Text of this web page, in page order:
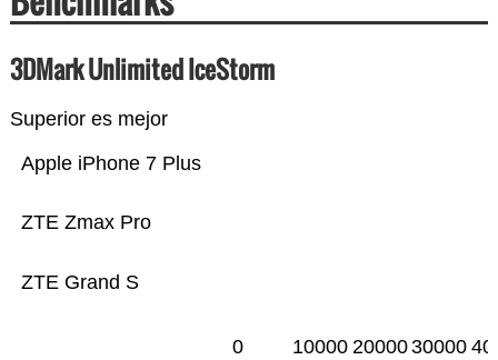
3DMark Unlimited IceStorm
Superior es mejor
ZTE Grand S
ZTE Zmax Pro
Apple iPhone 7 Plus
0 10000 2000030000